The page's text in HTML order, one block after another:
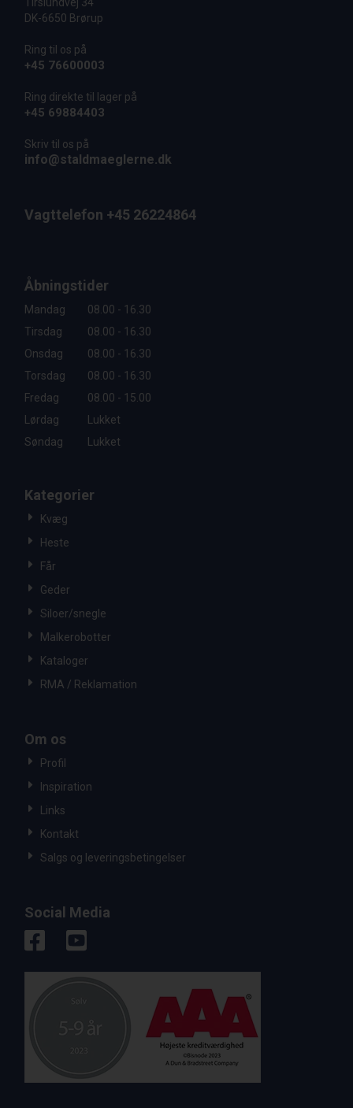
DK-6650 Brørup
Ring til os på
+45 76600003
Ring direkte til lager på
+45 69884403
Skriv til os på
info@staldmaeglerne.dk
Vagttelefon +45 26224864
Åbningstider
Mandag
08.00 - 16.30
Tirsdag
08.00 - 16.30
Onsdag
08.00 - 16.30
Torsdag
08.00 - 16.30
Fredag
08.00 - 15.00
Lørdag
Lukket
Søndag
Lukket
Kategorier
Kvæg
Heste
Får
Geder
Siloer/snegle
Malkerobotter
Kataloger
RMA / Reklamation
Om os
Profil
Inspiration
Links
Kontakt
Salgs og leveringsbetingelser
Social Media